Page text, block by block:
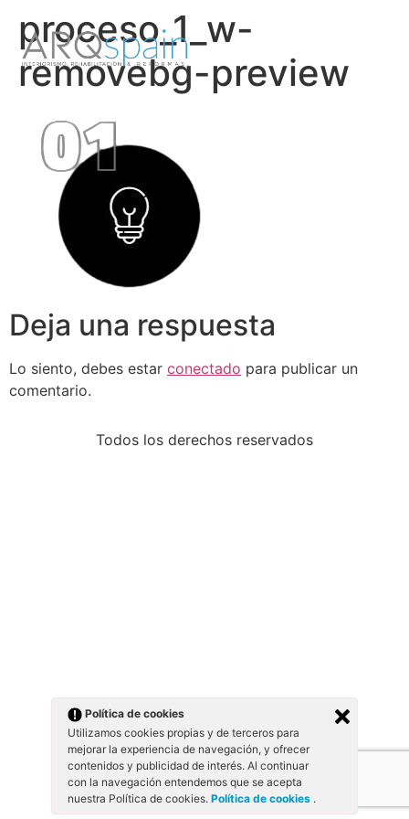
proceso_1_w-
removebg-preview
Deja una respuesta
Lo siento, debes estar conectado para publicar un
comentario.
Todos los derechos reservados
Política de cookies
Utilizamos cookies propias y de terceros para
mejorar la experiencia de navegación, y ofrecer
contenidos y publicidad de interés. Al continuar
con la navegación entendemos que se acepta
nuestra Política de cookies. Política de cookies .